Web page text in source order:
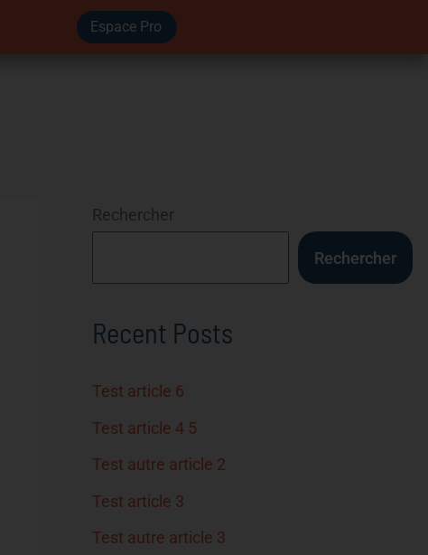
Espace Pro
Rechercher
Rechercher
Recent Posts
Test article 6
Test article 4 5
Test autre article 2
Test article 3
Test autre article 3